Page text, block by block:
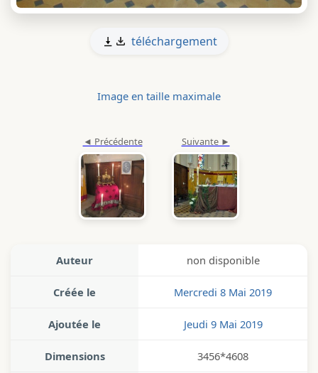
téléchargement
Image en taille maximale
Auteur non disponible
Créée le Mercredi 8 Mai 2019
Ajoutée le Jeudi 9 Mai 2019
Dimensions 3456*4608